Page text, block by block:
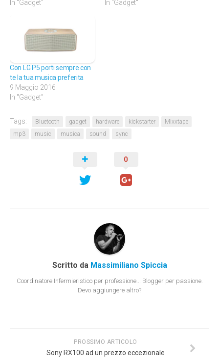
In "Gadget"
In "Gadget"
Con LG P5 porti sempre con
te la tua musica preferita
9 Maggio 2016
In "Gadget"
Tags: Bluetooth gadget hardware kickstarter
Mixxtape
mp3
music musica sound sync
0
Scritto da Massimiliano Spiccia
Coordinatore Infermieristico per professione... Blogger per passione.
Devo aggiungere altro?
PROSSIMO ARTICOLO
Sony RX100 ad un prezzo eccezionale